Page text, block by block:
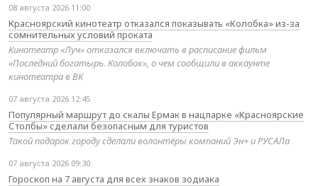
08 августа 2026 11:00
Красноярский кинотеатр отказался показывать «Колобка» из-за
сомнительных условий проката
Кинотеатр «Луч» отказался включать в расписание фильм
«Последний богатырь. Колобок», о чем сообщили в аккаунте
кинотеатра в ВК
07 августа 2026 12:45
Популярный маршрут до скалы Ермак в нацпарке «Красноярские
Столбы» сделали безопасным для туристов
Такой подарок городу сделали волонтёры компаний Эн+ и РУСАЛа
07 августа 2026 09:30
Гороскоп на 7 августа для всех знаков зодиака